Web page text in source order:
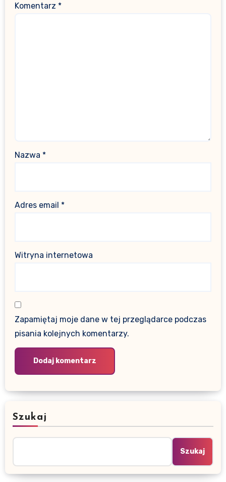
Komentarz *
Nazwa *
Adres email *
Witryna internetowa
Zapamiętaj moje dane w tej przeglądarce podczas
pisania kolejnych komentarzy.
Szukaj
Szukaj